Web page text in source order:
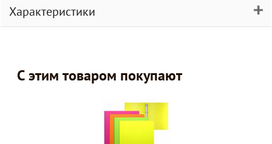
Характеристики
С этим товаром покупают